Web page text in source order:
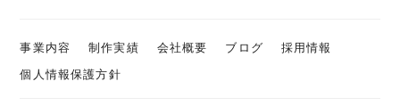
事業内容 制作実績 会社概要 ブログ
採用情報
個人情報保護方針